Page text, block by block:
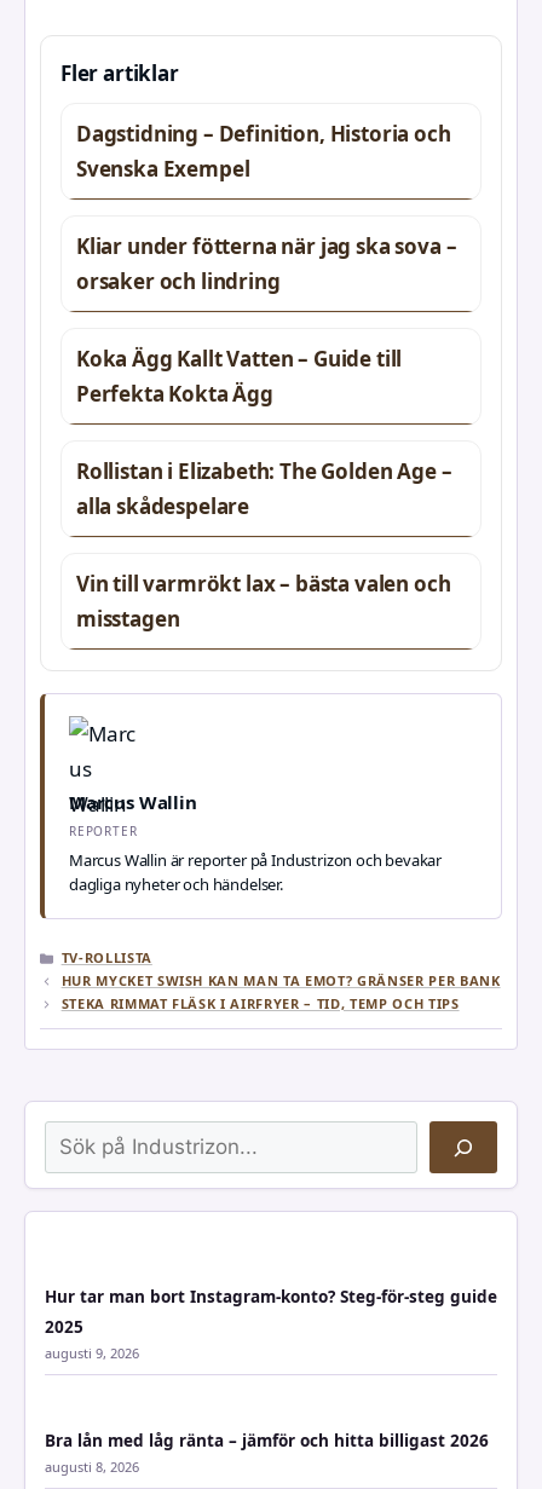
Fler artiklar
Dagstidning – Definition, Historia och
Svenska Exempel
Kliar under fötterna när jag ska sova –
orsaker och lindring
Koka Ägg Kallt Vatten – Guide till
Perfekta Kokta Ägg
Rollistan i Elizabeth: The Golden Age –
alla skådespelare
Vin till varmrökt lax – bästa valen och
misstagen
Marcus Wallin
REPORTER
Marcus Wallin är reporter på Industrizon och bevakar
dagliga nyheter och händelser.
KATEGORIER
TV-ROLLISTA
HUR MYCKET SWISH KAN MAN TA EMOT? GRÄNSER PER BANK
STEKA RIMMAT FLÄSK I AIRFRYER – TID, TEMP OCH TIPS
Sök
Hur tar man bort Instagram-konto? Steg-för-steg guide
2025
augusti 9, 2026
Bra lån med låg ränta – jämför och hitta billigast 2026
augusti 8, 2026